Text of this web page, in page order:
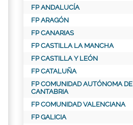
FP ANDALUCÍA
FP ARAGÓN
FP CANARIAS
FP CASTILLA LA MANCHA
FP CASTILLA Y LEÓN
FP CATALUÑA
FP COMUNIDAD AUTÓNOMA DE
CANTABRIA
FP COMUNIDAD VALENCIANA
FP GALICIA